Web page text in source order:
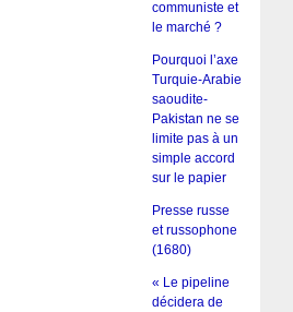
communiste et
le marché ?
Pourquoi l’axe
Turquie-Arabie
saoudite-
Pakistan ne se
limite pas à un
simple accord
sur le papier
Presse russe
et russophone
(1680)
« Le pipeline
décidera de